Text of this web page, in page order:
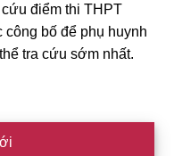
điểm thi THPT
bố để phụ huynh
tra cứu sớm nhất.